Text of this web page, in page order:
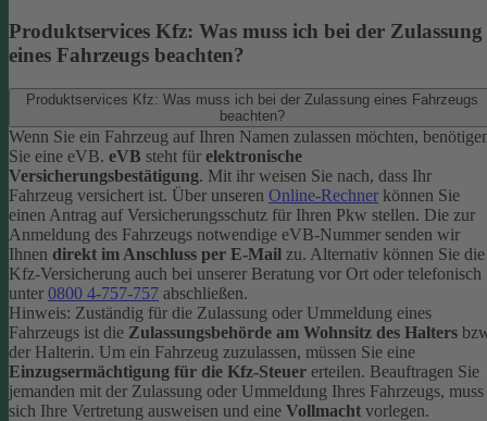
Produktservices Kfz: Was muss ich bei der Zulassung
eines Fahrzeugs beachten?
Produktservices Kfz: Was muss ich bei der Zulassung eines Fahrzeugs
beachten?
Wenn Sie ein Fahrzeug auf Ihren Namen zulassen möchten,
Sie eine eVB. eVB steht für elektronische
Versicherungsbestätigung. Mit ihr weisen Sie nach, dass Ihr
Fahrzeug versichert ist. Über unseren Online-Rechner können Sie
einen Antrag auf Versicherungsschutz für Ihren Pkw stellen. Die zur
Anmeldung des Fahrzeugs notwendige eVB-Nummer senden wir
Ihnen direkt im Anschluss per E-Mail zu. Alternativ können Sie die
Kfz-Versicherung auch bei unserer Beratung vor Ort oder telefonisch
unter 0800 4-757-757 abschließen.
Hinweis: Zuständig für die Zulassung oder Ummeldung eines
Fahrzeugs ist die Zulassungsbehörde am Wohnsitz des Halters
der Halterin. Um ein Fahrzeug zuzulassen, müssen Sie eine
Einzugsermächtigung für die Kfz-Steuer erteilen. Beauftragen Sie
jemanden mit der Zulassung oder Ummeldung Ihres Fahrzeugs, muss
sich Ihre Vertretung ausweisen und eine Vollmacht vorlegen.